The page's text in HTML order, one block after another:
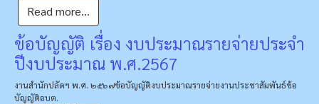
Read more...
ข้อบัญญัติ เรื่อง งบประมาณรายจ่ายประจํา
ปีงบประมาณ พ.ศ.2567
งานสำนักปลัดฯ พ.ศ. ๒๕๖๗ข้อบัญญัติงบประมาณรายจ่ายงานประชาสัมพันธ์ข้อ
บัญญัติอบต.